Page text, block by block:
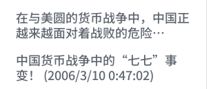
在与美圆的货币战争中，中国正
越来越面对着战败的危险
中国货币战争中的“七七”事
变！ (2006/3/10 0:47:02)